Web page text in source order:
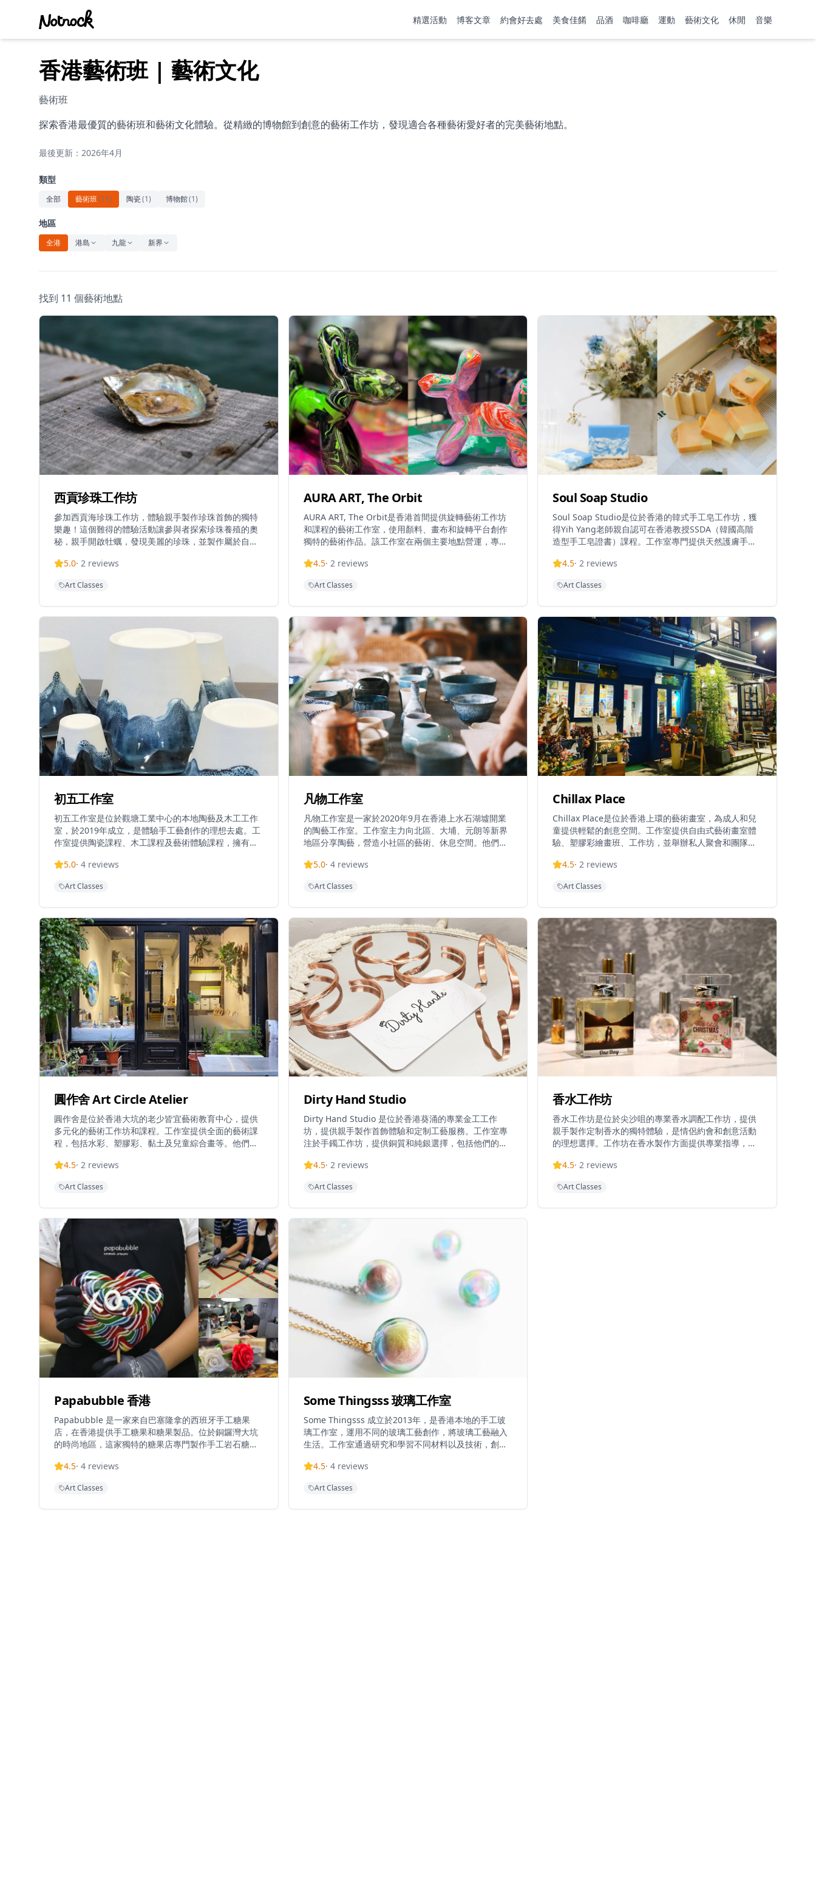
精選活動 博客文章 約會好去處 美食佳餚 品酒 咖啡廳 運動 藝術文化 休閒 音樂
香港藝術班 | 藝術文化
藝術班
探索香港最優質的藝術班和藝術文化體驗。從精緻的博物館到創意的藝術工作坊，發現適合各種藝術愛好者的完美藝術地點。
最後更新：2026年4月
類型
全部 藝術班(11) 陶瓷(1) 博物館(1)
地區
全港 港島 九龍 新界
找到 11 個藝術地點
西貢珍珠工作坊
參加西貢海珍珠工作坊，體驗親手製作珍珠首飾的獨特
樂趣！這個難得的體驗活動讓參與者探索珍珠養殖的奧
秘，親手開啟牡蠣，發現美麗的珍珠，並製作屬於自己
中，深入了解香港珍珠養殖的歷史、產業和文化，學習
家庭一起參與，創造獨特的藝術體驗和美好回憶。無論
珠工作坊都能提供有趣且難忘的體驗，讓參與者帶走自
己親手製作的珍珠首飾作為紀念。
5.0· 2 reviews
Art Classes
AURA ART, The Orbit
AURA ART, The Orbit是香港首間提供旋轉藝術工作坊
和課程的藝術工作室，使用顏料、畫布和旋轉平台創作
獨特的藝術作品。該工作室在兩個主要地點營運，專門
色技巧塗抹顏料。工作室提供各種服務，包括旋轉藝術
動。他們的招牌40厘米直徑圓形畫布旋轉藝術體驗，12
廣場的分店是他們的主要工作室之一，提供創意空間讓
顧客參與這種在香港其他地方不常見的獨特藝術體驗。
4.5· 2 reviews
Art Classes
Soul Soap Studio
Soul Soap Studio是位於香港的韓式手工皂工作坊，獲
得Yih Yang老師親自認可在香港教授SSDA（韓國高階
造型手工皂證書）課程。工作室專門提供天然護膚手工
皂課程和咖啡渣皂工作坊。Soul Soap Studio提供環保
己的肥皂。工作室以韓式手工皂技術和天然製皂方法聞
4.5· 2 reviews
Art Classes
初五工作室
初五工作室是位於觀塘工業中心的本地陶藝及木工工作
室，於2019年成立，是體驗手工藝創作的理想去處。工
作室提供陶瓷課程、木工課程及藝術體驗課程，擁有
期班、深造班、團體班、合作項目、租場拍攝及訂製服
朋友有共享空間，一同創作，尋找沉悶生活以外的樂
求創作靈感的藝術愛好者，初五工作室都能提供豐富的
體驗。工作室環境溫馨舒適，適合情侶、朋友或家庭一
起參與，創造獨特的藝術體驗和美好回憶。
5.0· 4 reviews
Art Classes
凡物工作室
凡物工作室是一家於2020年9月在香港上水石湖墟開業
的陶藝工作室。工作室主力向北區、大埔、元朗等新界
地區分享陶藝，營造小社區的藝術、休息空間。他們提
藝體驗工作坊。工作室的理念是「日常之器，自足下泥
可參考Instagram highlight時間表。工作室期望與泥
合各個年齡層，從兒童到長者都能參與，讓陶藝成為連
接社區的橋樑。無論是想要學習陶藝技巧的初學者，還
是希望創作個人作品的進階學員，都能在這裡找到適合
的課程。工作室還提供陶瓷訂製服務，可以根據客人的
需求製作獨一無二的陶瓷作品，是送禮的絕佳選擇。陶
藝不僅是一門手藝，更是一種生活態度，讓人在忙碌的
都市生活中找到內心的平靜和滿足。
5.0· 4 reviews
Art Classes
Chillax Place
Chillax Place是位於香港上環的藝術畫室，為成人和兒
童提供輕鬆的創意空間。工作室提供自由式藝術畫室體
驗、塑膠彩繪畫班、工作坊，並舉辦私人聚會和團隊建
的中心，定期舉辦自由流動的藝術畫室活動,包括在涼爽
的環境中發揮創意。位於充滿活力的太平山街，Chillax
空間。
4.5· 2 reviews
Art Classes
圓作舍 Art Circle Atelier
圓作舍是位於香港大坑的老少皆宜藝術教育中心，提供
多元化的藝術工作坊和課程。工作室提供全面的藝術課
程，包括水彩、塑膠彩、黏土及兒童綜合畫等。他們定
工作坊，讓參加者製作獨一無二的藝術擺設，以及怪物
有Art Jamming自由畫室體驗。工作室的理念是無論你
驗『圓』無限的可能性。位於充滿活力的大坑區，工作
室為藝術探索和創意表達提供溫馨的環境。
4.5· 2 reviews
Art Classes
Dirty Hand Studio
Dirty Hand Studio 是位於香港葵涌的專業金工工作
坊，提供親手製作首飾體驗和定制工藝服務。工作室專
注於手鐲工作坊，提供銅質和純銀選擇，包括他們的招
可以刻上自定義訊息。他們還提供「扭扭擰擰」銅手鐲
華業工業大廈，結合傳統金工工藝與現代創意，是尋求
交通便利，距離葵芳港鐵站約2-3分鐘步行路程。
4.5· 2 reviews
Art Classes
香水工作坊
香水工作坊是位於尖沙咀的專業香水調配工作坊，提供
親手製作定制香水的獨特體驗，是情侶約會和創意活動
的理想選擇。工作坊在香水製作方面提供專業指導，讓
升香水瓶。位於百利商業中心，這個受歡迎的景點需要
體驗。無論是想要學習香水調配技巧，還是創造專屬的
4.5·2 reviews
Art Classes
Papabubble 香港
Papabubble 是一家來自巴塞隆拿的西班牙手工糖果
店，在香港提供手工糖果和糖果製品。位於銅鑼灣大坑
的時尚地區，這家獨特的糖果店專門製作手工岩石糖和
終極糖果製作過程，並創造自己的個性化糖果。
手工糖果和獨特糖果體驗的熱門目的地。店內的糖果全
4.5· 4 reviews
Art Classes
Some Thingsss 玻璃工作室
Some Thingsss 成立於2013年，是香港本地的手工玻
璃工作室，運用不同的玻璃工藝創作，將玻璃工藝融入
生活。工作室通過研究和學習不同材料以及技術，創作
題的玻璃工作坊，讓公眾體驗製作玻璃藝術的樂趣。位
香港工匠社區中獨特的創意空間。
4.5· 4 reviews
Art Classes